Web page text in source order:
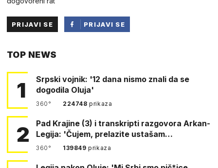
PRIJAVI SE
PRIJAVI SE
TOP NEWS
1
Srpski vojnik: '12 dana nismo znali da se
dogodila Oluja'
360° 224748prikaza
2
Pad Krajine (3) i transkripti razgovora Arkan-
Legija: 'Čujem, prelazite ustašam…
360° 139849prikaza